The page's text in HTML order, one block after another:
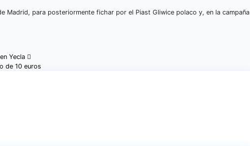
Madrid, para posteriormente fichar por el Piast Gliwice polaco y, en la campaña
Yecla
de 10 euros